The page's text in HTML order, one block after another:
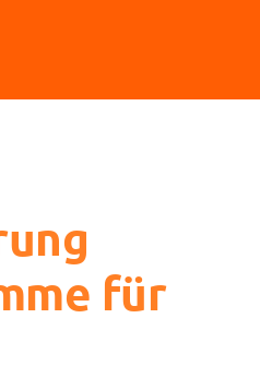
für